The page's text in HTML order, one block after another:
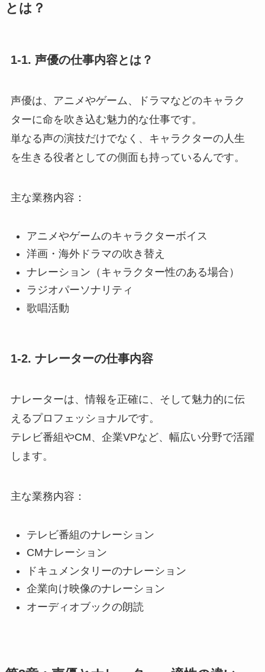
とは？
1-1. 声優の仕事内容とは？
声優は、アニメやゲーム、ドラマなどのキャラク
ターに命を吹き込む魅力的な仕事です。
単なる声の演技だけでなく、キャラクターの人生
を生きる役者としての側面も持っているんです。
主な業務内容：
アニメやゲームのキャラクターボイス
洋画・海外ドラマの吹き替え
ナレーション（キャラクター性のある場合）
ラジオパーソナリティ
歌唱活動
1-2. ナレーターの仕事内容
ナレーターは、情報を正確に、そして魅力的に伝
えるプロフェッショナルです。
テレビ番組やCM、企業VPなど、幅広い分野で活躍
します。
主な業務内容：
テレビ番組のナレーション
CMナレーション
ドキュメンタリーのナレーション
企業向け映像のナレーション
オーディオブックの朗読